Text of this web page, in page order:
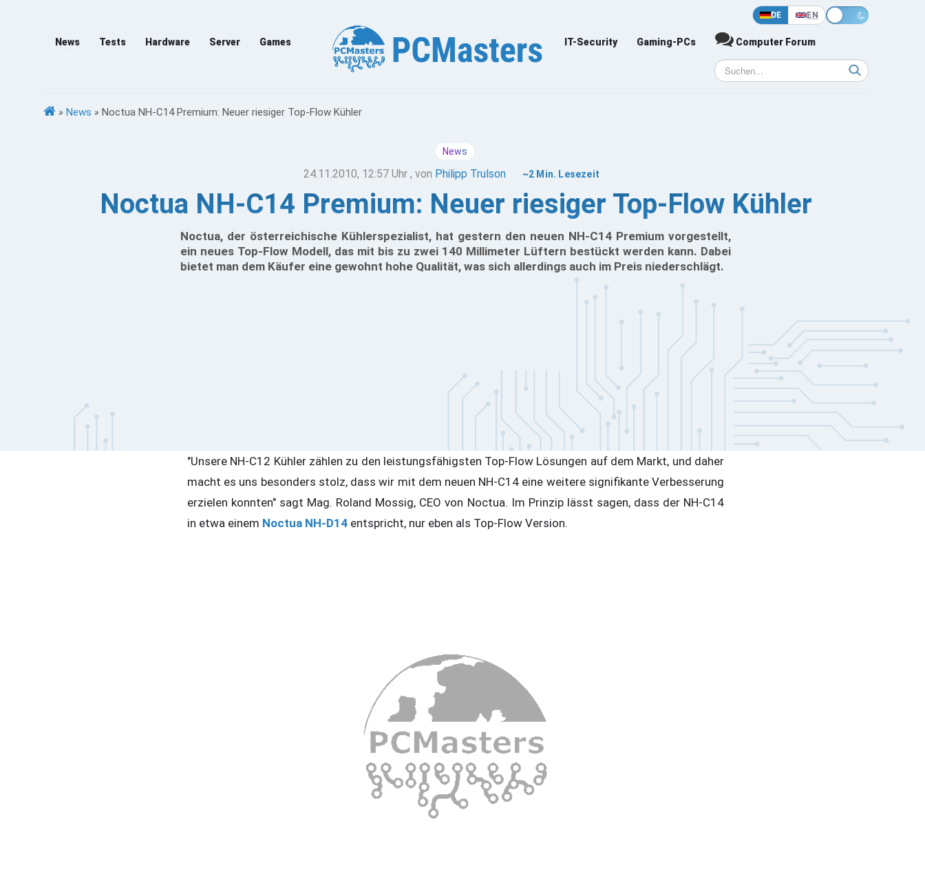
DE EN
News Tests Hardware Server Games IT-Security Gaming-PCs Computer Forum
» News » Noctua NH-C14 Premium: Neuer riesiger Top-Flow Kühler
News
24.11.2010, 12:57 Uhr , von Philipp Trulson ~2 Min. Lesezeit
Noctua NH-C14 Premium: Neuer riesiger Top-Flow Kühler
Noctua, der österreichische Kühlerspezialist, hat gestern den neuen NH-C14 Premium vorgestellt,
ein neues Top-Flow Modell, das mit bis zu zwei 140 Millimeter Lüftern bestückt werden kann. Dabei
bietet man dem Käufer eine gewohnt hohe Qualität, was sich allerdings auch im Preis niederschlägt.
"Unsere NH-C12 Kühler zählen zu den leistungsfähigsten Top-Flow Lösungen auf dem Markt, und daher
macht es uns besonders stolz, dass wir mit dem neuen NH-C14 eine weitere signifikante Verbesserung
erzielen konnten" sagt Mag. Roland Mossig, CEO von Noctua. Im Prinzip lässt sagen, dass der NH-C14
in etwa einem Noctua NH-D14 entspricht, nur eben als Top-Flow Version.